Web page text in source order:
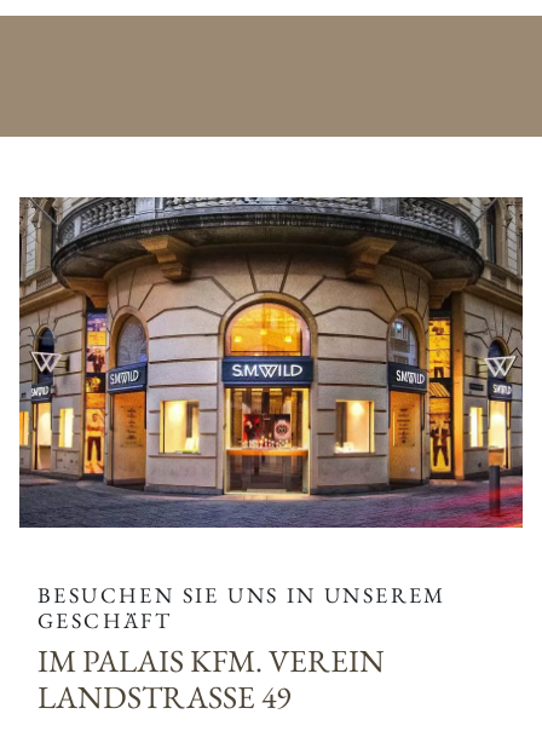
BESUCHEN SIE UNS IN UNSEREM
GESCHÄFT
IM PALAIS KFM. VEREIN
LANDSTRASSE 49